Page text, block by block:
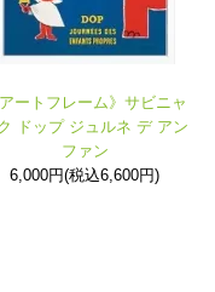
アートフレーム》サビニャ
ドップ ジュルネ デ アン
ファン
6,000円(税込6,600円)